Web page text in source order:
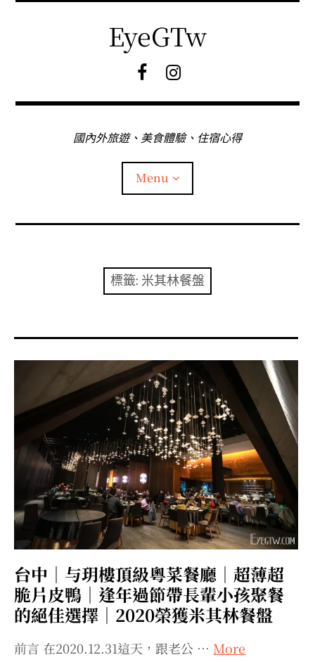
Skip
EyeGTw
F
粉
專
頁
I
國內外旅遊、美食體驗、住宿心得
Menu
child
menu
child
menu
秘魯旅遊 child
child
menu
child
menu
child
menu
child
menu
child
menu
child
menu
child
menu
child
menu
國內旅遊 child
menu
child
menu
child
menu
child
menu
child
menu
child
menu
child
menu
child
menu
child
menu
child
menu
child
menu
child
menu
店家邀約 child
menu
聯絡我
標籤: 米其林餐盤
台中｜与玥樓頂級粵菜餐廳｜超薄超
脆片皮鴨｜逢年過節帶長輩小孩聚餐
的絕佳選擇｜2020榮獲米其林餐盤
前言 在2020.12.31這天，跟老公 … More